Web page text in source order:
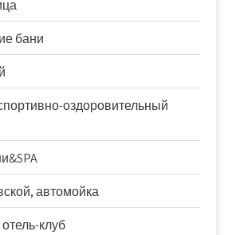
бани
оздоровительный
автомойка
клуб